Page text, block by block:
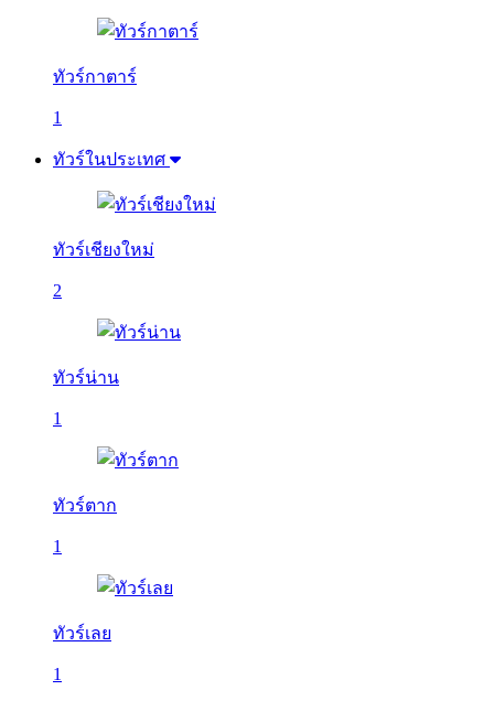
ทัวร์กาตาร์
1
ทัวร์ในประเทศ
ทัวร์เชียงใหม่
2
ทัวร์น่าน
1
ทัวร์ตาก
1
ทัวร์เลย
1